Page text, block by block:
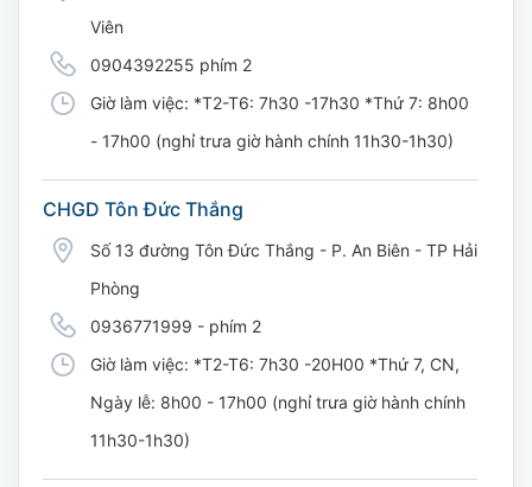
Viên
0904392255 phím 2
Giờ làm việc: *T2-T6: 7h30 -17h30 *Thứ 7: 8h00
- 17h00 (nghỉ trưa giờ hành chính 11h30-1h30)
CHGD Tôn Đức Thắng
Số 13 đường Tôn Đức Thắng - P. An Biên - TP Hải
Phòng
0936771999 - phím 2
Giờ làm việc: *T2-T6: 7h30 -20H00 *Thứ 7, CN,
Ngày lễ: 8h00 - 17h00 (nghỉ trưa giờ hành chính
11h30-1h30)